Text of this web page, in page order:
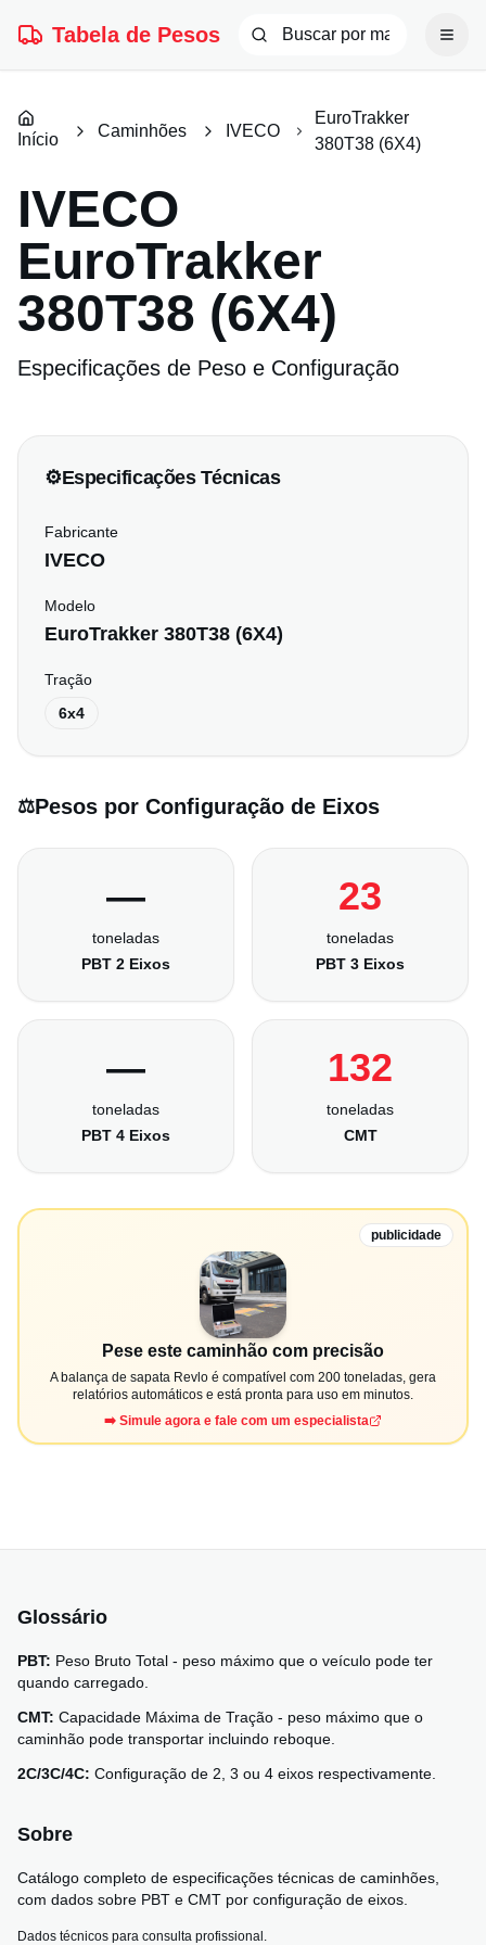
Tabela de Pesos
Início Caminhões IVECO
EuroTrakker
380T38 (6X4)
IVECO
EuroTrakker
380T38 (6X4)
Especificações de Peso e Configuração
⚙️Especificações Técnicas
Fabricante
IVECO
Modelo
EuroTrakker 380T38 (6X4)
Tração
6x4
⚖️Pesos por Configuração de Eixos
—
toneladas
PBT 2 Eixos
23
toneladas
PBT 3 Eixos
—
toneladas
PBT 4 Eixos
132
toneladas
CMT
publicidade
Pese este caminhão com precisão
A balança de sapata Revlo é compatível com 200 toneladas, gera
relatórios automáticos e está pronta para uso em minutos.
➡️ Simule agora e fale com um especialista
Glossário
PBT: Peso Bruto Total - peso máximo que o veículo pode ter
quando carregado.
CMT: Capacidade Máxima de Tração - peso máximo que o
caminhão pode transportar incluindo reboque.
2C/3C/4C: Configuração de 2, 3 ou 4 eixos respectivamente.
Sobre
Catálogo completo de especificações técnicas de caminhões,
com dados sobre PBT e CMT por configuração de eixos.
Dados técnicos para consulta profissional.